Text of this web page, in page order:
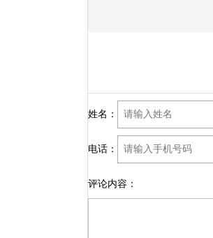
姓名：
电话：
评论内容：